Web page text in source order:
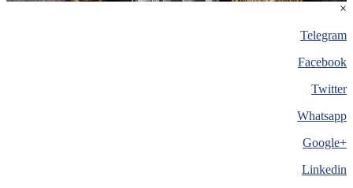
×
Telegram
Facebook
Twitter
Whatsapp
+Google
Linkedin